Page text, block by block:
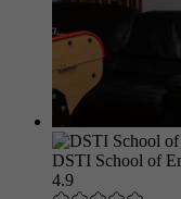
DSTI School of
4.9